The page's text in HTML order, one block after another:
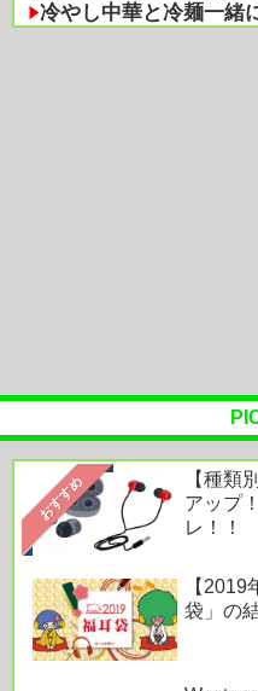
冷やし中華と冷麺一緒
おすすめ
【種類
アップ
レ！！
【
袋」の